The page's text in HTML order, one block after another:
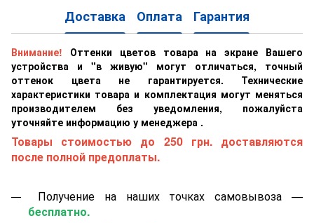
Доставка Оплата Гарантия
Внимание!
Оттенки цветов товара на экране Вашего
устройства и "в живую" могут отличаться, точный
оттенок цвета не гарантируется. Технические
характеристики товара и комплектация могут меняться
производителем без уведомления, пожалуйста
уточняйте информацию у менеджера .
Товары стоимостью до 250 грн. доставляются
после полной предоплаты.
Получение на наших точках самовывоза —
бесплатно.